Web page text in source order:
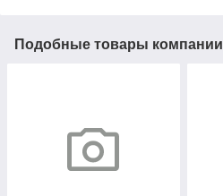
Подобные товары компании